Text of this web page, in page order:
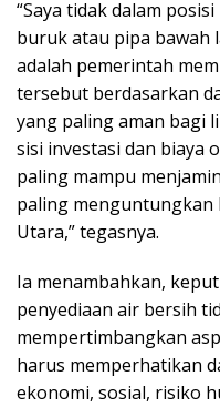
“Saya tidak dalam
buruk atau pipa bawah
adalah pemerintah
tersebut berdasarkan
yang paling aman bagi
sisi investasi dan biaya
paling mampu
paling menguntungkan
Utara,” tegasnya.
Ia menambahkan,
penyediaan air bersih
mempertimbangkan
harus memperhatikan
ekonomi, sosial, risiko